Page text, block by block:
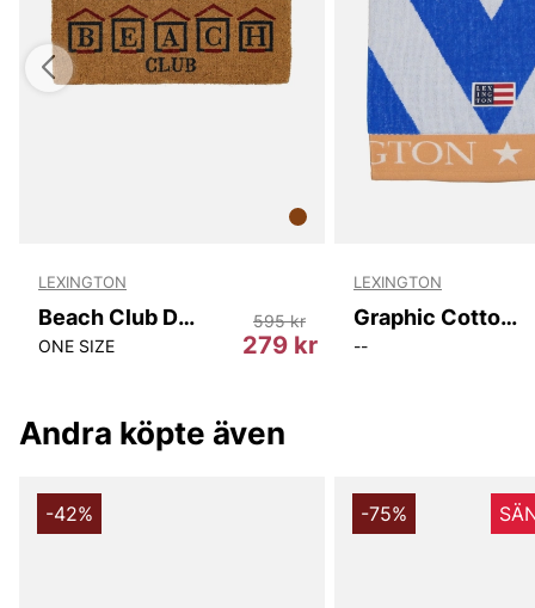
LEXINGTON
Beach Club Door Mat (45x90cm)
ONE SIZE 279 kr
595 kr
LEXINGTON
Graphic Cotton Velour Beach Towel
--
Andra köpte även
-42% -75%